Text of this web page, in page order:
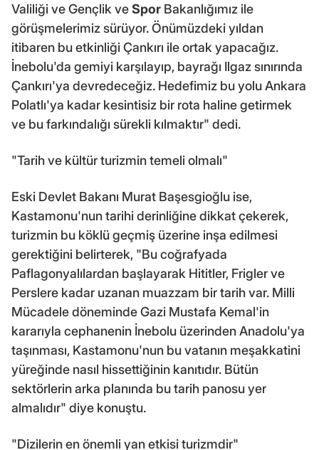
Valiliği ve Gençlik veSpor Bakanlığımız ile
görüşmelerimiz sürüyor. Önümüzdeki yıldan
itibaren bu etkinliği Çankırı ile ortak yapacağız.
İnebolu'da gemiyi karşılayıp, bayrağı Ilgaz sınırında
Çankırı'ya devredeceğiz. Hedefimiz bu yolu Ankara
Polatlı'ya kadar kesintisiz bir rota haline getirmek
ve bu farkındalığı sürekli kılmaktır" dedi.
"Tarih ve kültür turizmin temeli olmalı"
Eski Devlet Bakanı Murat Başesgioğlu ise,
Kastamonu'nun tarihi derinliğine dikkat çekerek,
turizmin bu köklü geçmiş üzerine inşa edilmesi
gerektiğini belirterek, "Bu coğrafyada
Paflagonyalılardan başlayarak Hititler, Frigler ve
Perslere kadar uzanan muazzam bir tarih var. Milli
Mücadele döneminde Gazi Mustafa Kemal'in
kararıyla cephanenin İnebolu üzerinden Anadolu'ya
taşınması, Kastamonu'nun bu vatanın meşakkatini
yüreğinde nasıl hissettiğinin kanıtıdır. Bütün
sektörlerin arka planında bu tarih panosu yer
almalıdır" diye konuştu.
"Dizilerin en önemli yan etkisi turizmdir"